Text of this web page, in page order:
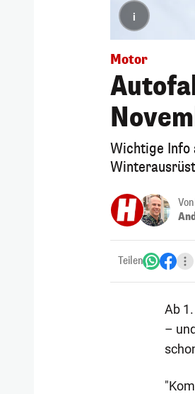
i
Motor
Wichtige Info
Von
Teilen
Ab
–